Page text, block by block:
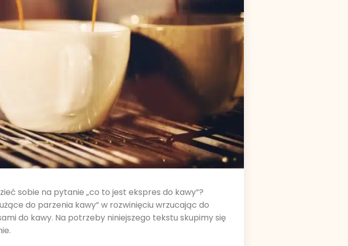
sobie na pytanie „co to jest ekspres do kawy”?
do parzenia kawy” w rozwinięciu wrzucając do
do kawy. Na potrzeby niniejszego tekstu skupimy się